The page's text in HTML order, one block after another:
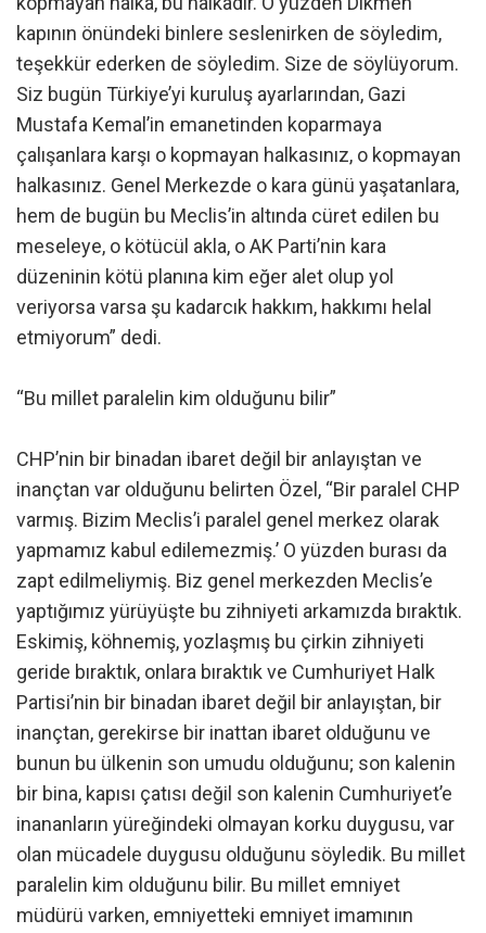
kapının önündeki binlere seslenirken de söyledim,
teşekkür ederken de söyledim. Size de söylüyorum.
Siz bugün Türkiye’yi kuruluş ayarlarından, Gazi
Mustafa Kemal’in emanetinden koparmaya
çalışanlara karşı o kopmayan halkasınız, o kopmayan
halkasınız. Genel Merkezde o kara günü yaşatanlara,
hem de bugün bu Meclis’in altında cüret edilen bu
meseleye, o kötücül akla, o AK Parti’nin kara
düzeninin kötü planına kim eğer alet olup yol
veriyorsa varsa şu kadarcık hakkım, hakkımı helal
etmiyorum” dedi.
“Bu millet paralelin kim olduğunu bilir”
CHP’nin bir binadan ibaret değil bir anlayıştan ve
inançtan var olduğunu belirten Özel, “Bir paralel CHP
varmış. Bizim Meclis’i paralel genel merkez olarak
yapmamız kabul edilemezmiş.’ O yüzden burası da
zapt edilmeliymiş. Biz genel merkezden Meclis’e
yaptığımız yürüyüşte bu zihniyeti arkamızda bıraktık.
Eskimiş, köhnemiş, yozlaşmış bu çirkin zihniyeti
geride bıraktık, onlara bıraktık ve Cumhuriyet Halk
Partisi’nin bir binadan ibaret değil bir anlayıştan, bir
inançtan, gerekirse bir inattan ibaret olduğunu ve
bunun bu ülkenin son umudu olduğunu; son kalenin
bir bina, kapısı çatısı değil son kalenin Cumhuriyet’e
inananların yüreğindeki olmayan korku duygusu, var
olan mücadele duygusu olduğunu söyledik. Bu millet
paralelin kim olduğunu bilir. Bu millet emniyet
müdürü varken, emniyetteki emniyet imamının